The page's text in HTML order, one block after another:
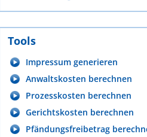
Tools
Impressum generieren
Anwaltskosten berechnen
Prozesskosten berechnen
Gerichtskosten berechnen
Pfändungsfreibetrag